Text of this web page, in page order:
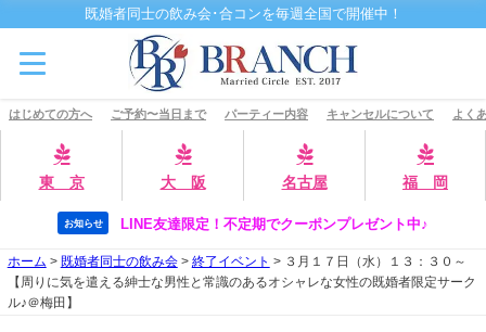
既婚者同士の飲み会･合コンを毎週全国で開催中！
はじめての方へ ご予約〜当日まで パーティー内容 キャンセルについて よく
東 京 大 阪 名古屋 福 岡
お知らせ LINE友達限定！不定期でクーポンプレゼント中♪
ホーム > 既婚者同士の飲み会> 終了イベント > ３月１７日（水）１３：３０～
【周りに気を遣える紳士な男性と常識のあるオシャレな女性の既婚者限定サーク
ル♪＠梅田】